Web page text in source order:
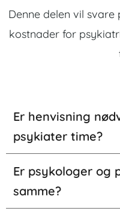
Denne delen vil
kostnader for
Er henvisning
psykiater time?
Er psykologer og
samme?